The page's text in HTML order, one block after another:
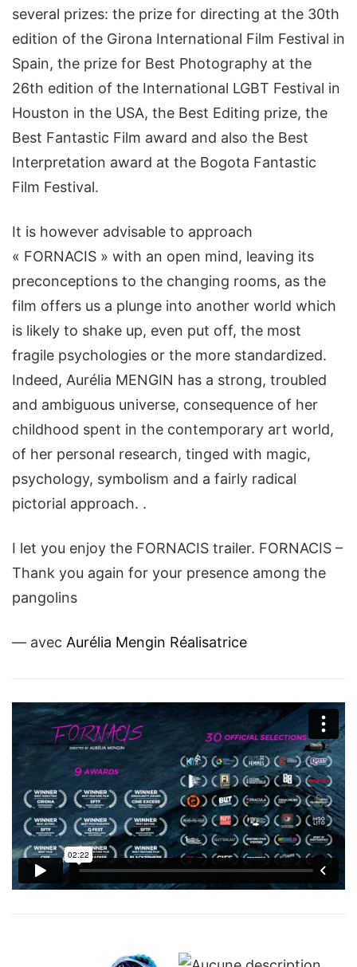
several prizes: the prize for directing at the 30th
edition of the Girona International Film Festival in
Spain, the prize for Best Photography at the
26th edition of the International LGBT Festival in
Houston in the USA, the Best Editing prize, the
Best Fantastic Film award and also the Best
Interpretation award at the Bogota Fantastic
Film Festival.
It is however advisable to approach
« FORNACIS » with an open mind, leaving its
preconceptions to the changing rooms, as the
film offers us a plunge into another world which
is likely to shake up, even put off, the most
fragile psychologies or the more standardized.
Indeed, Aurélia MENGIN has a strong, troubled
and ambiguous universe, consequence of her
childhood spent in the contemporary art world,
of her personal research, tinged with magic,
psychology, symbolism and a fairly radical
pictorial approach. .
I let you enjoy the FORNACIS trailer. FORNACIS –
Thank you again for your presence among the
pangolins
— avec Aurélia Mengin Réalisatrice